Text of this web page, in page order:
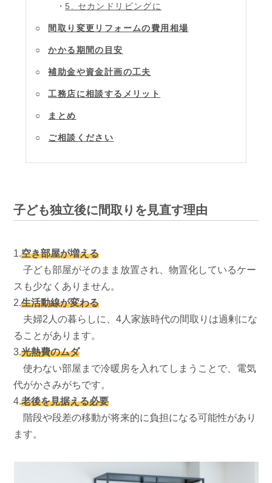
5. セカンドリビングに
間取り変更リフォームの費用相場
かかる期間の目安
補助金や資金計画の工夫
工務店に相談するメリット
まとめ
ご相談ください
子ども独立後に間取りを見直す理由
1.空き部屋が増える
子ども部屋がそのまま放置され、物置化しているケー
スも少なくありません。
2.生活動線が変わる
夫婦2人の暮らしに、4人家族時代の間取りは過剰にな
ることがあります。
3.光熱費のムダ
使わない部屋まで冷暖房を入れてしまうことで、電気
代がかさみがちです。
4.老後を見据える必要
階段や段差の移動が将来的に負担になる可能性があり
ます。